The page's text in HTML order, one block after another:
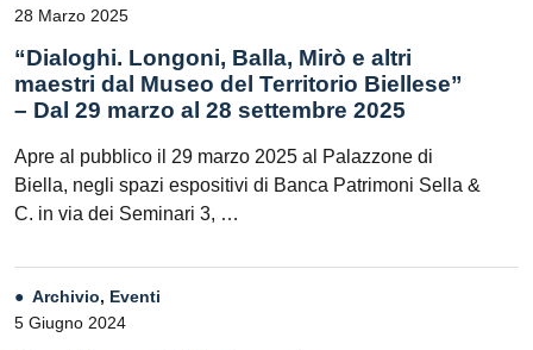
28 Marzo 2025
“Dialoghi. Longoni, Balla, Mirò e altri
maestri dal Museo del Territorio Biellese”
– Dal 29 marzo al 28 settembre 2025
Apre al pubblico il 29 marzo 2025 al Palazzone di
Biella, negli spazi espositivi di Banca Patrimoni Sella &
C. in via dei Seminari 3, …
Archivio, Eventi
5 Giugno 2024